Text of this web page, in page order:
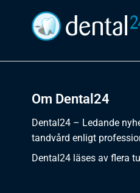
Om Dental24
Dental24 – Ledande
tandvård enligt
Dental24 läses av flera
Dental24 erbjuder